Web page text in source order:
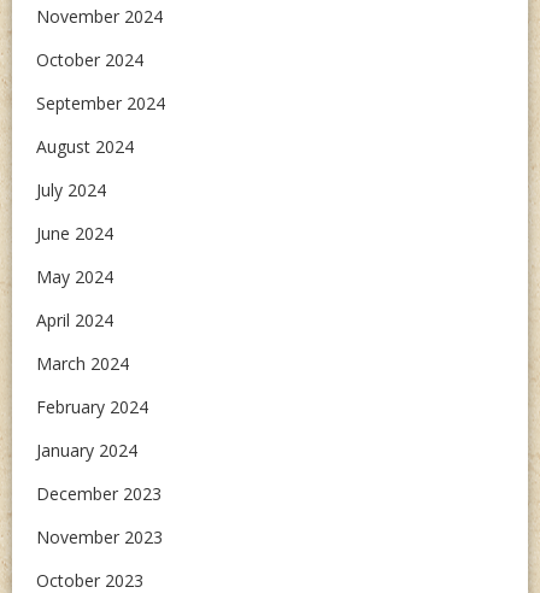
November 2024
October 2024
September 2024
August 2024
July 2024
June 2024
May 2024
April 2024
March 2024
February 2024
January 2024
December 2023
November 2023
October 2023